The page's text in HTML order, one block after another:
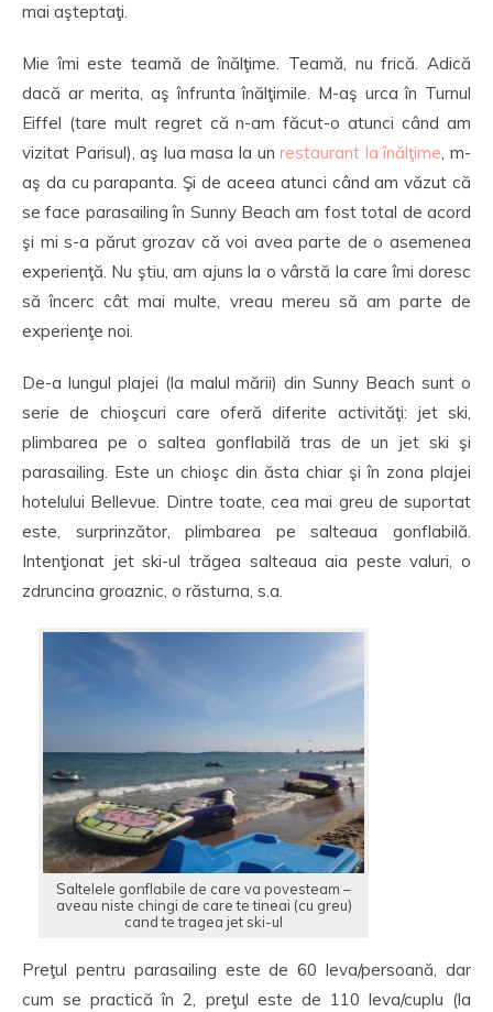
mai aşteptaţi.
Mie îmi este teamă de înălţime. Teamă, nu frică. Adică
dacă ar merita, aş înfrunta înălţimile. M-aş urca în Turnul
Eiffel (tare mult regret că n-am făcut-o atunci când am
vizitat Parisul), aş lua masa la unrestaurant la înălţime, m-
aş da cu parapanta. Şi de aceea atunci când am văzut că
se face parasailing în Sunny Beach am fost total de acord
şi mi s-a părut grozav că voi avea parte de o asemenea
experienţă. Nu ştiu, am ajuns la o vârstă la care îmi doresc
să încerc cât mai multe, vreau mereu să am parte de
experienţe noi.
De-a lungul plajei (la malul mării) din Sunny Beach sunt o
serie de chioşcuri care oferă diferite activităţi: jet ski,
plimbarea pe o saltea gonflabilă tras de un jet ski şi
parasailing. Este un chioşc din ăsta chiar şi în zona plajei
hotelului Bellevue. Dintre toate, cea mai greu de suportat
este, surprinzător, plimbarea pe salteaua gonflabilă.
Intenţionat jet ski-ul trăgea salteaua aia peste valuri, o
zdruncina groaznic, o răsturna, s.a.
Saltelele gonflabile de care va povesteam –
aveau niste chingi de care te tineai (cu greu)
cand te tragea jet ski-ul
Preţul pentru parasailing este de 60 leva/persoană, dar
cum se practică în 2, preţul este de 110 leva/cuplu (la